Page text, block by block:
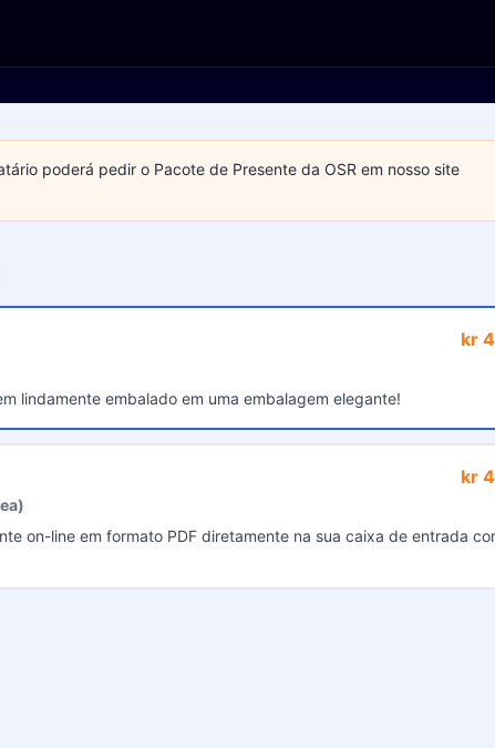
poderá pedir o Pacote de Presente da OSR em nosso site
kr
lindamente embalado em uma embalagem elegante!
kr
on-line em formato PDF diretamente na sua caixa de entrada